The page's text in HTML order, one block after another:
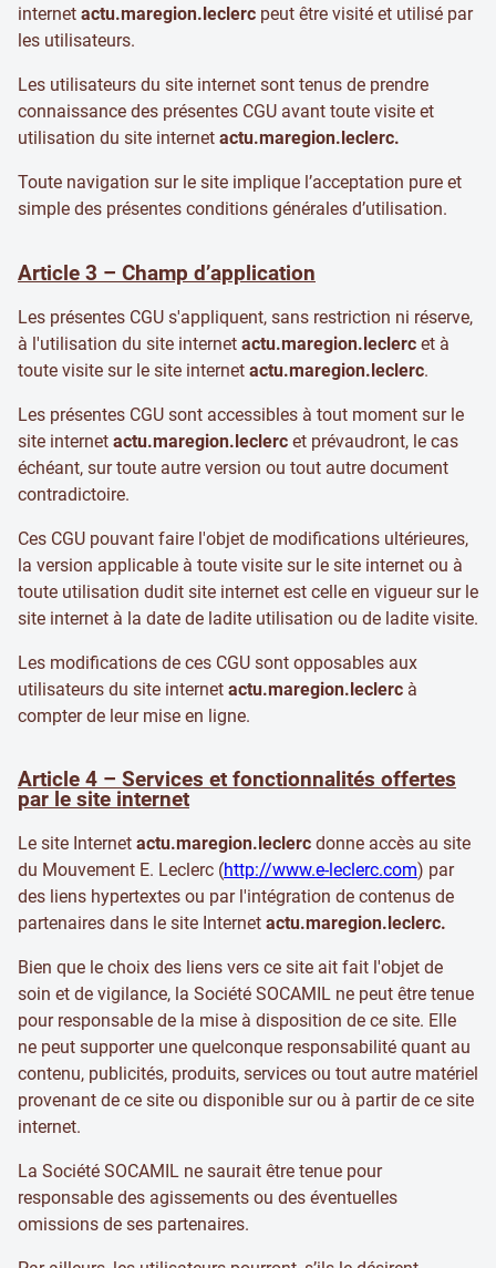
internet actu.maregion.leclerc peut être visité et utilisé par
les utilisateurs.
Les utilisateurs du site internet sont tenus de prendre
connaissance des présentes CGU avant toute visite et
utilisation du site internet actu.maregion.leclerc.
Toute navigation sur le site implique l’acceptation pure et
simple des présentes conditions générales d’utilisation.
Article 3 – Champ d’application
Les présentes CGU s'appliquent, sans restriction ni réserve,
à l'utilisation du site internet actu.maregion.leclerc et à
toute visite sur le site internet actu.maregion.leclerc.
Les présentes CGU sont accessibles à tout moment sur le
site internet actu.maregion.leclerc et prévaudront, le cas
échéant, sur toute autre version ou tout autre document
contradictoire.
Ces CGU pouvant faire l'objet de modifications ultérieures,
la version applicable à toute visite sur le site internet ou à
toute utilisation dudit site internet est celle en vigueur sur le
site internet à la date de ladite utilisation ou de ladite visite.
Les modifications de ces CGU sont opposables aux
utilisateurs du site internet actu.maregion.leclerc à
compter de leur mise en ligne.
Article 4 – Services et fonctionnalités offertes
par le site internet
Le site Internet actu.maregion.leclerc donne accès au site
du Mouvement E. Leclerc (http://www.e-leclerc.com) par
des liens hypertextes ou par l'intégration de contenus de
partenaires dans le site Internet actu.maregion.leclerc.
Bien que le choix des liens vers ce site ait fait l'objet de
soin et de vigilance, la Société SOCAMIL ne peut être tenue
pour responsable de la mise à disposition de ce site. Elle
ne peut supporter une quelconque responsabilité quant au
contenu, publicités, produits, services ou tout autre matériel
provenant de ce site ou disponible sur ou à partir de ce site
internet.
La Société SOCAMIL ne saurait être tenue pour
responsable des agissements ou des éventuelles
omissions de ses partenaires.